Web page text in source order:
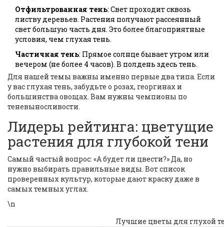
Отфильтрованная тень: Свет проходит сквозь
листву деревьев. Растения получают рассеянный
свет большую часть дня. Это более благоприятные
условия, чем глухая тень.
Частичная тень: Прямое солнце бывает утром или
вечером (не более 4 часов). В полдень здесь тень.
Для нашей темы важны именно первые два типа. Если
у вас глухая тень, забудьте о розах, георгинах и
большинства овощах. Вам нужны чемпионы по
теневыносливости.
Лидеры рейтинга: цветущие
растения для глубокой тени
Самый частый вопрос: «А будет ли цвести?» Да, но
нужно выбирать правильные виды. Вот список
проверенных культур, которые дают краску даже в
самых темных углах.
\n
Лучшие цветы для глухой